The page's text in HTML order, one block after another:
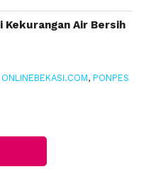
Air Bersih
ONLINEBEKASI.COM, PONPES